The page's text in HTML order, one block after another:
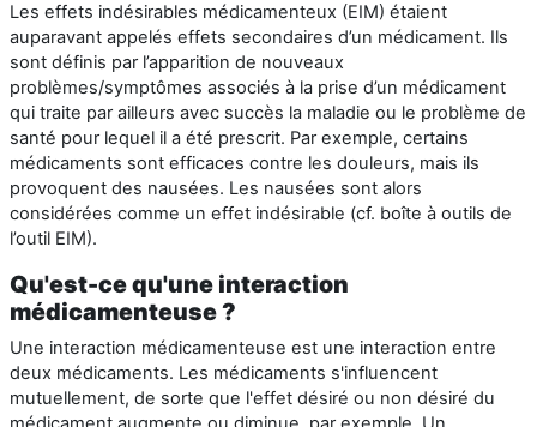
Les effets indésirables médicamenteux (EIM) étaient
auparavant appelés effets secondaires d’un médicament. Ils
sont définis par l’apparition de nouveaux
problèmes/symptômes associés à la prise d’un médicament
qui traite par ailleurs avec succès la maladie ou le problème de
santé pour lequel il a été prescrit. Par exemple, certains
médicaments sont efficaces contre les douleurs, mais ils
provoquent des nausées. Les nausées sont alors
considérées comme un effet indésirable (cf. boîte à outils de
l’outil EIM).
Qu'est-ce qu'une interaction
médicamenteuse ?
Une interaction médicamenteuse est une interaction entre
deux médicaments. Les médicaments s'influencent
mutuellement, de sorte que l'effet désiré ou non désiré du